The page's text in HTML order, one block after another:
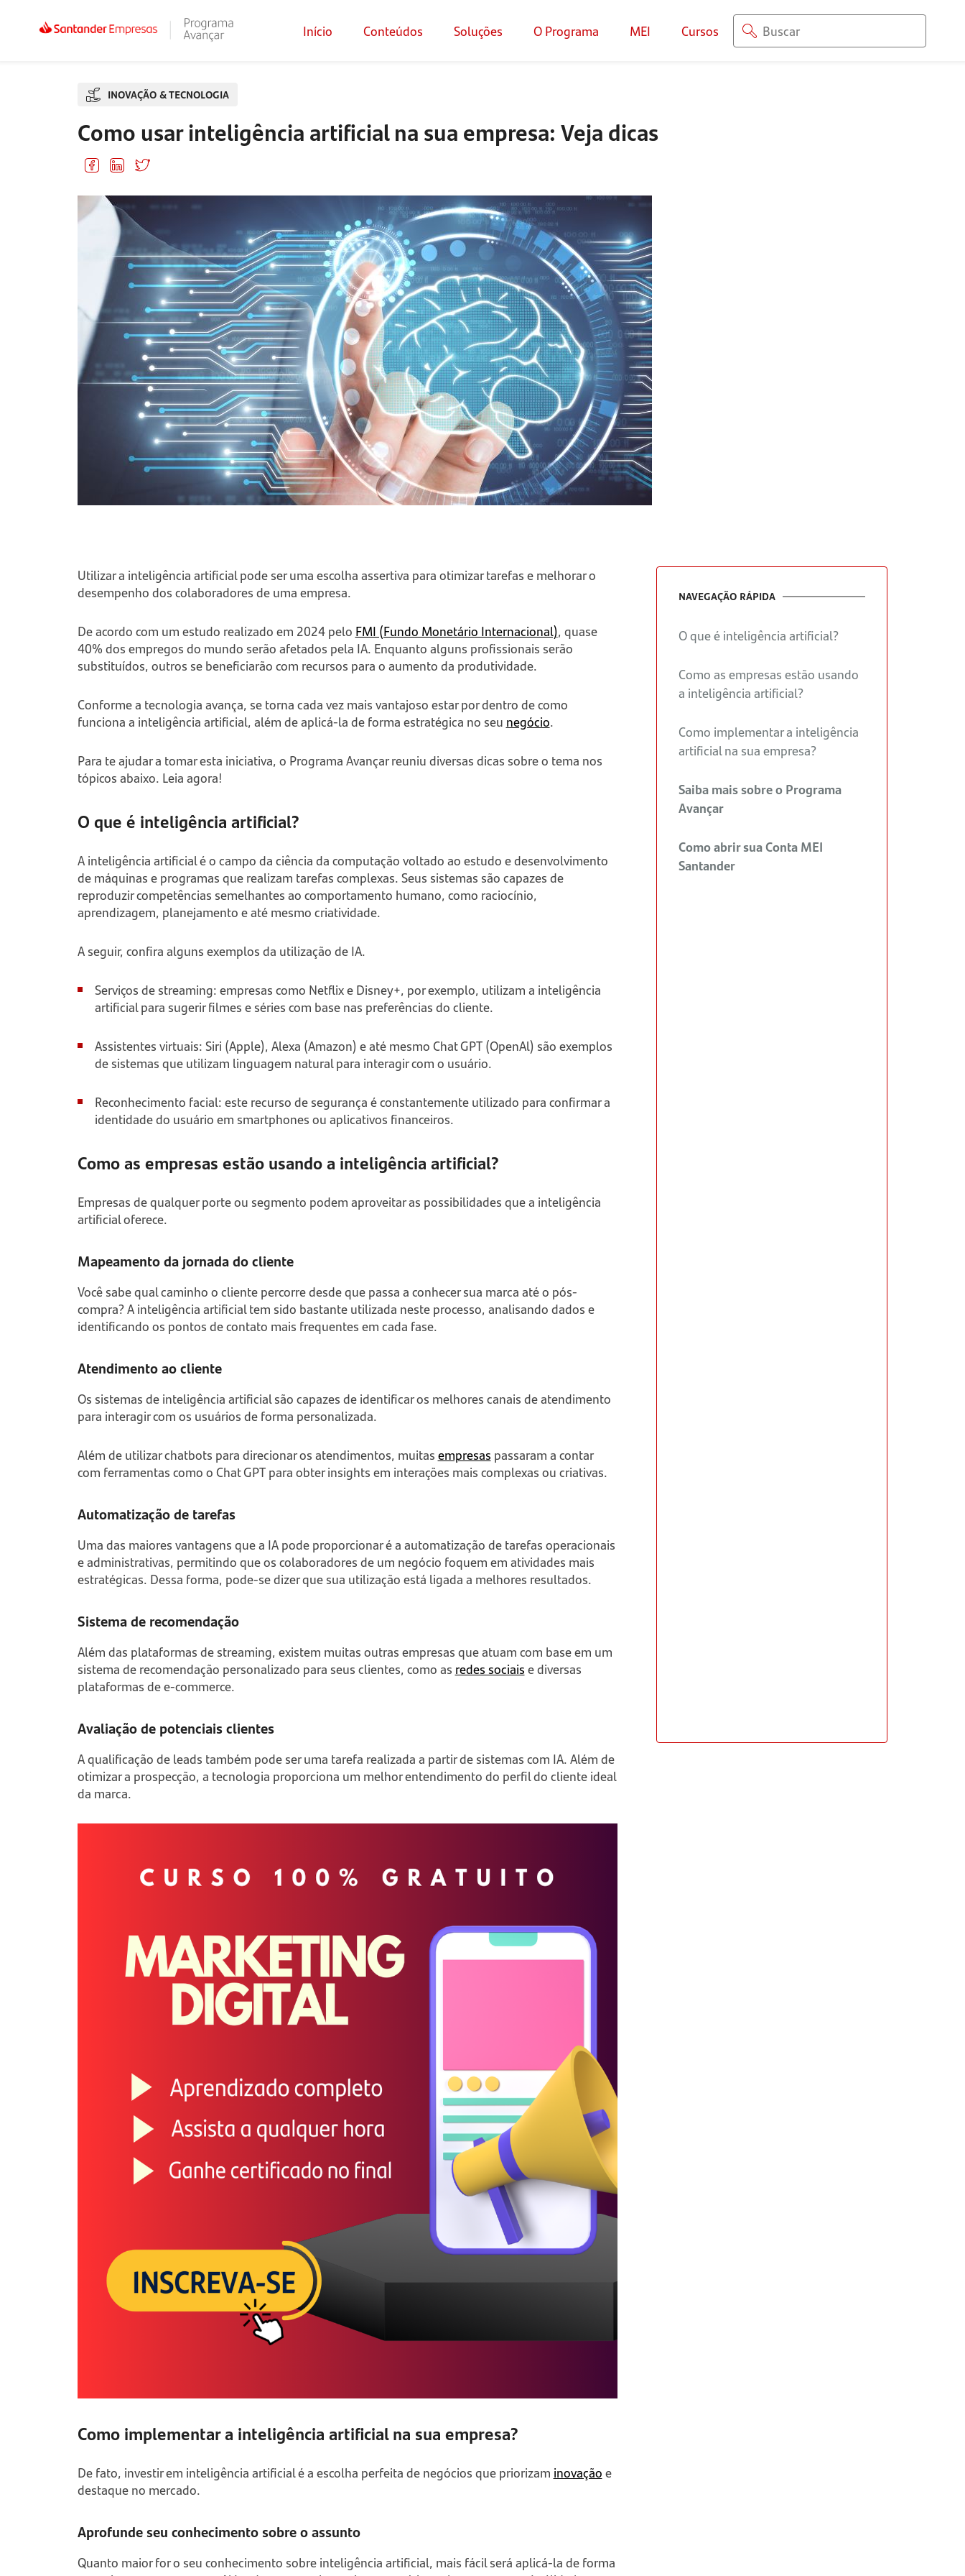
Início Conteúdos Soluções O Programa MEI Cursos
INOVAÇÃO & TECNOLOGIA
Como usar inteligência artificial na sua empresa: Veja dicas
Utilizar a inteligência artificial pode ser uma escolha assertiva para otimizar tarefas e melhorar o
desempenho dos colaboradores de uma empresa.
De acordo com um estudo realizado em 2024 pelo FMI (Fundo Monetário Internacional), quase
40% dos empregos do mundo serão afetados pela IA. Enquanto alguns profissionais serão
substituídos, outros se beneficiarão com recursos para o aumento da produtividade.
Conforme a tecnologia avança, se torna cada vez mais vantajoso estar por dentro de como
funciona a inteligência artificial, além de aplicá-la de forma estratégica no seu negócio.
Para te ajudar a tomar esta iniciativa, o Programa Avançar reuniu diversas dicas sobre o tema nos
tópicos abaixo. Leia agora!
O que é inteligência artificial?
A inteligência artificial é o campo da ciência da computação voltado ao estudo e desenvolvimento
de máquinas e programas que realizam tarefas complexas. Seus sistemas são capazes de
reproduzir competências semelhantes ao comportamento humano, como raciocínio,
aprendizagem, planejamento e até mesmo criatividade.
A seguir, confira alguns exemplos da utilização de IA.
Serviços de streaming: empresas como Netflix e Disney+, por exemplo, utilizam a inteligência
artificial para sugerir filmes e séries com base nas preferências do cliente.
Assistentes virtuais: Siri (Apple), Alexa (Amazon) e até mesmo Chat GPT (OpenAl) são exemplos
de sistemas que utilizam linguagem natural para interagir com o usuário.
Reconhecimento facial: este recurso de segurança é constantemente utilizado para confirmar a
identidade do usuário em smartphones ou aplicativos financeiros.
Como as empresas estão usando a inteligência artificial?
Empresas de qualquer porte ou segmento podem aproveitar as possibilidades que a inteligência
artificial oferece.
Mapeamento da jornada do cliente
Você sabe qual caminho o cliente percorre desde que passa a conhecer sua marca até o pós-
compra? A inteligência artificial tem sido bastante utilizada neste processo, analisando dados e
identificando os pontos de contato mais frequentes em cada fase.
Atendimento ao cliente
Os sistemas de inteligência artificial são capazes de identificar os melhores canais de atendimento
para interagir com os usuários de forma personalizada.
Além de utilizar chatbots para direcionar os atendimentos, muitasempresas passaram a contar
com ferramentas como o Chat GPT para obter insights em interações mais complexas ou criativas.
Automatização de tarefas
Uma das maiores vantagens que a IA pode proporcionar é a automatização de tarefas operacionais
e administrativas, permitindo que os colaboradores de um negócio foquem em atividades mais
estratégicas. Dessa forma, pode-se dizer que sua utilização está ligada a melhores resultados.
Sistema de recomendação
Além das plataformas de streaming, existem muitas outras empresas que atuam com base em um
sistema de recomendação personalizado para seus clientes, como as redes sociaise diversas
plataformas de e-commerce.
Avaliação de potenciais clientes
A qualificação de leads também pode ser uma tarefa realizada a partir de sistemas com IA. Além de
otimizar a prospecção, a tecnologia proporciona um melhor entendimento do perfil do cliente ideal
da marca.
Como implementar a inteligência artificial na sua empresa?
De fato, investir em inteligência artificial é a escolha perfeita de negócios que priorizam inovaçãoe
destaque no mercado.
Aprofunde seu conhecimento sobre o assunto
Quanto maior for o seu conhecimento sobre inteligência artificial, mais fácil será aplicá-la de forma
NAVEGAÇÃO RÁPIDA
O que é inteligência artificial?
Como as empresas estão usando
a inteligência artificial?
Como implementar a inteligência
artificial na sua empresa?
Saiba mais sobre o Programa
Avançar
Como abrir sua Conta MEI
Santander